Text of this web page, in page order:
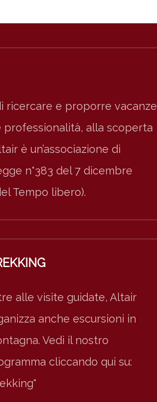
ricercare e proporre vacanze
professionalità, alla scoperta
è un’associazione di
n°383 del 7 dicembre
Tempo libero).
alle visite guidate, Altair
anche escursioni in
Vedi il nostro
cliccando qui su: